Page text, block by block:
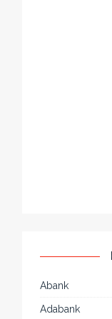
Abank
Adabank